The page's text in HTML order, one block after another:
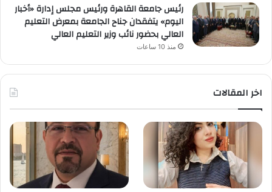
رئيس جامعة القاهرة ورئيس مجلس إدارة «أخبار
اليوم» يتفقدان جناح الجامعة بمعرض التعليم
العالي بحضور نائب وزير التعليم العالي
منذ 10 ساعات
اخر المقالات